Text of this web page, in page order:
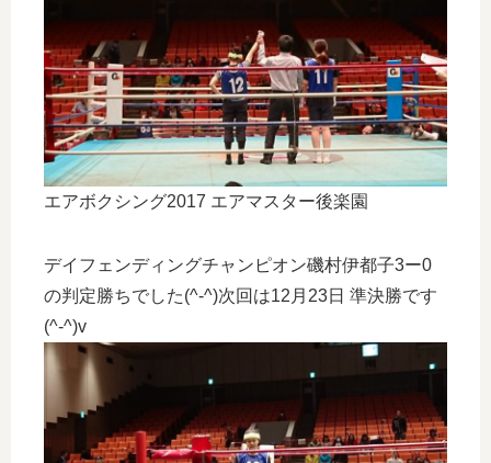
エアボクシング2017 エアマスター後楽園
デイフェンディングチャンピオン磯村伊都子3ー0
の判定勝ちでした(^-^)次回は12月23日 準決勝です
(^-^)v